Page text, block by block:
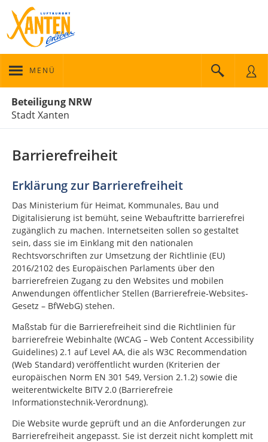
MENÜ
Beteiligung NRW
Stadt Xanten
Barrierefreiheit
Erklärung zur Barrierefreiheit
Das Ministerium für Heimat, Kommunales, Bau und
Digitalisierung ist bemüht, seine Webauftritte barrierefrei
zugänglich zu machen. Internetseiten sollen so gestaltet
sein, dass sie im Einklang mit den nationalen
Rechtsvorschriften zur Umsetzung der Richtlinie (EU)
2016/2102 des Europäischen Parlaments über den
barrierefreien Zugang zu den Websites und mobilen
Anwendungen öffentlicher Stellen (Barrierefreie-Websites-
Gesetz – BfWebG) stehen.
Maßstab für die Barrierefreiheit sind die Richtlinien für
barrierefreie Webinhalte (WCAG – Web Content Accessibility
Guidelines) 2.1 auf Level AA, die als W3C Recommendation
(Web Standard) veröffentlicht wurden (Kriterien der
europäischen Norm EN 301 549, Version 2.1.2) sowie die
weiterentwickelte BITV 2.0 (Barrierefreie
Informationstechnik-Verordnung).
Die Website wurde geprüft und an die Anforderungen zur
Barrierefreiheit angepasst. Sie ist derzeit nicht komplett mit